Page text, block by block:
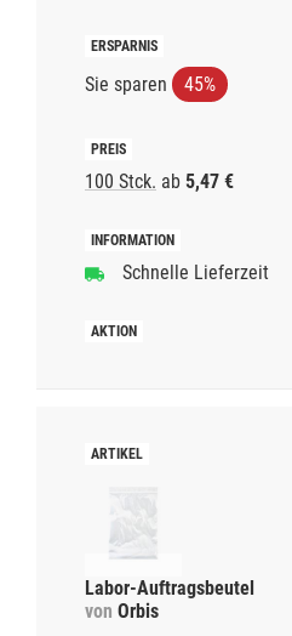
Sie sparen 45%
100 Stck. ab 5,47 €
Schnelle Lieferzeit
Labor-Auftragsbeutel
von Orbis